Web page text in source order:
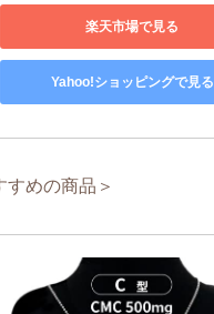
楽天市場で見る
Yahoo!ショッピングで見る
すめの商品＞